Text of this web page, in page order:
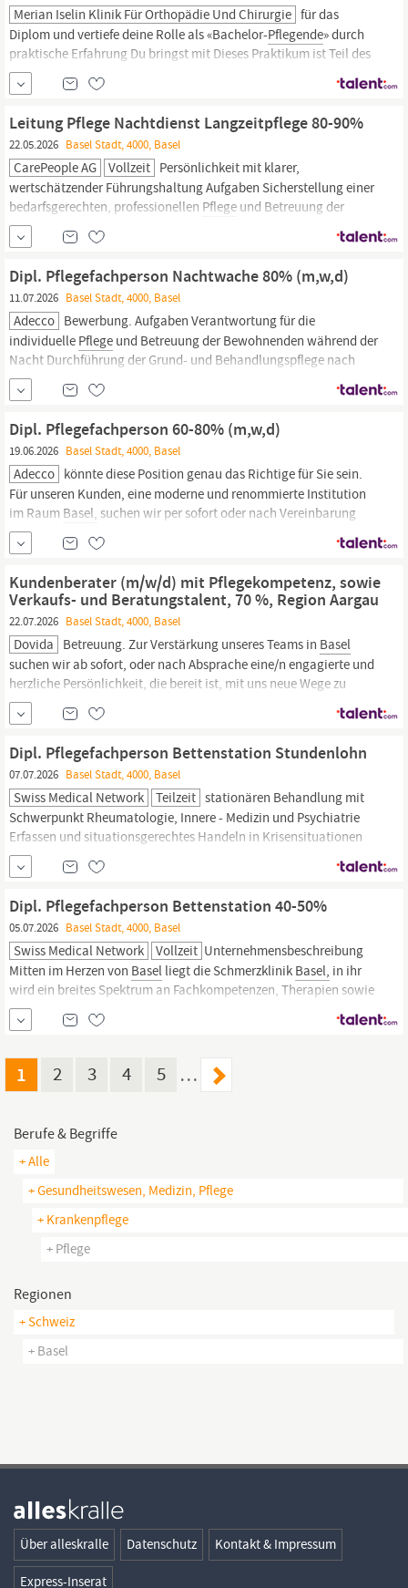
Merian Iselin Klinik Für Orthopädie Und Chirurgie für das
Diplom und vertiefe deine Rolle als «Bachelor-Pflegende» durch
praktische Erfahrung Du bringst mit Dieses Praktikum ist Teil des
Studiengangs Bachelor of Science in
Fachhochschule, in Kooperation mit dem Standort
Die
der...
Leitung Pflege Nachtdienst Langzeitpflege 80-90%
22.05.2026 Basel Stadt, 4000, Basel
CarePeople AG Vollzeit Persönlichkeit mit klarer,
wertschätzender Führungshaltung Aufgaben Sicherstellung einer
bedarfsgerechten, professionellen Pflege und Betreuung der
Bewohnenden während der Nacht Personelle und fachliche
Führung des Nachtdienst-Teams mit Fokus auf
Pflegequalität,
Mitarbeitenden- und
Dipl. Pflegefachperson Nachtwache 80% (m,w,d)
11.07.2026 Basel Stadt, 4000, Basel
Adecco Bewerbung. Aufgaben Verantwortung für die
individuelle Pflege und Betreuung der Bewohnenden während der
Nacht Durchführung der Grund- und Behandlungspflege nach
dem Bezugspflegeprinzip Ausführung medizinaltechnischer
Tätigkeiten Dokumentation der
Dipl. Pflegefachperson 60-80% (m,w,d)
19.06.2026 Basel Stadt, 4000, Basel
Adecco könnte diese Position genau das Richtige für Sie sein.
Für unseren Kunden, eine moderne und renommierte Institution
im Raum Basel, suchen wir per sofort oder nach Vereinbarung
eine engagierte Pflegefachperson
ProfessionellePflege
und Betreuung der Bewohnenden während
der Nacht Sicherstellung und Umsetzung des
sowie einer hohen Pflegequalität
Kundenberater (m/w/d) mit Pflegekompetenz, sowie
Verkaufs- und Beratungstalent, 70 %, Region Aargau
22.07.2026 Basel Stadt, 4000, Basel
Dovida Betreuung. Zur Verstärkung unseres Teams in Basel
suchen wir ab sofort, oder nach Absprache eine/n engagierte und
herzliche Persönlichkeit, die bereit ist, mit uns neue Wege zu
gehen und zu wachsen. Werden Sie Teil der Dovida Familie.
Kundenberater (m/w/d) mit
sowie Verkaufs-
Dipl. Pflegefachperson Bettenstation Stundenlohn
07.07.2026 Basel Stadt, 4000, Basel
Swiss Medical Network Teilzeit stationären Behandlung mit
Schwerpunkt Rheumatologie, Innere - Medizin und Psychiatrie
Erfassen und situationsgerechtes Handeln in Krisensituationen
Mitwirken bei der Weiterentwicklung der
Betrieb Erfassen und Evaluation der
Handlungen
Qualifikationen Ausbildung alsPflegefachfrau/-mannHF
Weiterbildung...
Dipl. Pflegefachperson Bettenstation 40-50%
05.07.2026 Basel Stadt, 4000, Basel
Swiss Medical Network Vollzeit Unternehmensbeschreibung
Mitten im Herzen von Basel liegt die Schmerzklinik Basel, in ihr
wird ein breites Spektrum an Fachkompetenzen, Therapien sowie
Behandlungsmöglichkeiten unter einem Dach vereint. In der
Klinik wird das Motto «Für jeden Schmerz die richtige Therapie»
1 2 3 4 5 …
Berufe & Begriffe
+ Alle
+ Gesundheitswesen, Medizin, Pflege
+ Krankenpflege
+ Pflege
Regionen
+ Schweiz
+ Basel
Über alleskralle Datenschutz Kontakt & Impressum
Express-Inserat